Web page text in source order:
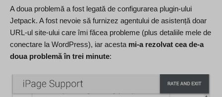
A doua problemă a fost legată de configurarea plugin-ului
Jetpack. A fost nevoie să furnizez agentului de asistență doar
URL-ul site-ului care îmi făcea probleme (plus detaliile mele de
conectare la WordPress), iar acesta mi-a rezolvat cea de-a
doua problemă în trei minute: